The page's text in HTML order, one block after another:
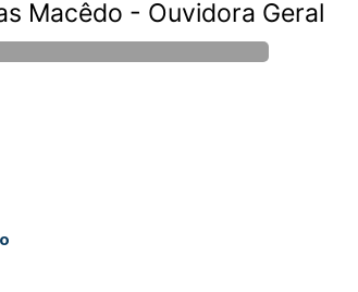
Macêdo - Ouvidora Geral